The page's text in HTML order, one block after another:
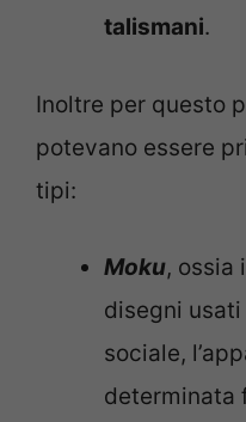
talismani.
Inoltre per questo
potevano essere
tipi:
Moku, ossia
disegni
sociale,
determinata